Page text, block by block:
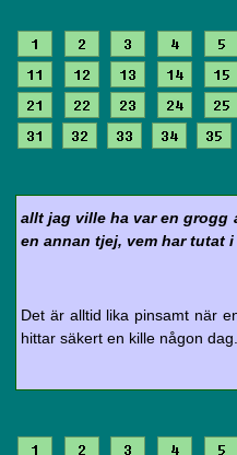
1 2 3 4 5
11
12 13 14 15
21
22 23 24 25
31
32 33 34 35
allt jag ville ha var en grogg
en annan tjej, vem har tutat
Det är alltid lika pinsamt när
hittar säkert en kille någon dag.
1 2 3 4 5